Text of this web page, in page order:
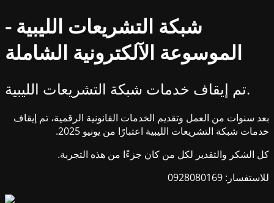
شبكة التشريعات الليبية -
الموسوعة الآلكترونية الشاملة
تم إيقاف خدمات شبكة التشريعات الليبية.
بعد سنوات من العمل وتقديم الخدمات القانونية الرقمية، تم إيقاف
خدمات شبكة التشريعات الليبية اعتبارًا من يونيو 2025.
كل الشكر والتقدير لكل من كان جزءًا من هذه التجربة.
للاستفسار: 0928080169